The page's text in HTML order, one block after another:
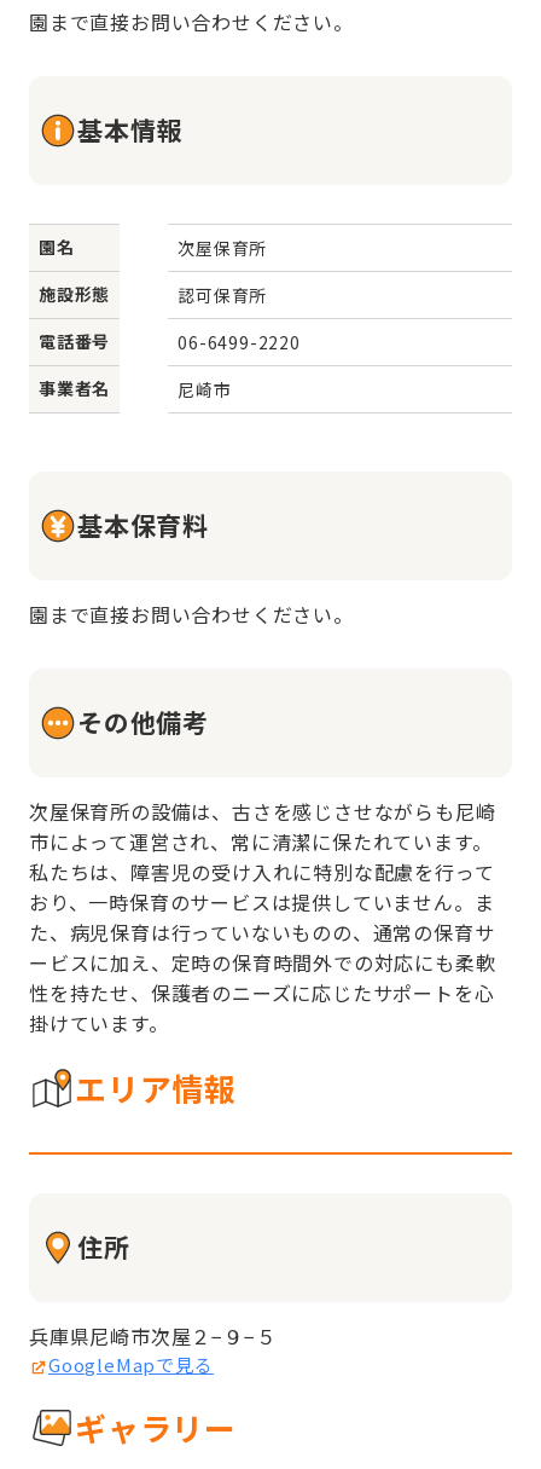
園まで直接お問い合わせください。
基本情報
園名
次屋保育所
施設形態
認可保育所
電話番号
06-6499-2220
事業者名
尼崎市
基本保育料
園まで直接お問い合わせください。
その他備考
次屋保育所の設備は、古さを感じさせながらも尼崎
市によって運営され、常に清潔に保たれています。
私たちは、障害児の受け入れに特別な配慮を行って
おり、一時保育のサービスは提供していません。ま
た、病児保育は行っていないものの、通常の保育サ
ービスに加え、定時の保育時間外での対応にも柔軟
性を持たせ、保護者のニーズに応じたサポートを心
掛けています。
エリア情報
住所
兵庫県尼崎市次屋２−９−５
GoogleMapで見る
ギャラリー